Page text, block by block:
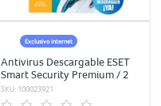
Exclusivo internet
Antivirus Descargable ESET
Smart Security Premium / 2
años / 8 dispositivos
SKU: 100023921